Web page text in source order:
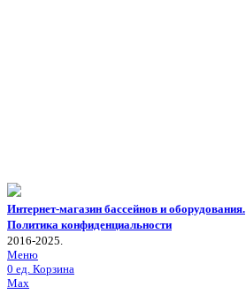
Интернет-магазин бассейнов и оборудования.
Политика конфиденциальности
2016-2025.
Меню
0 ед. Корзина
Max